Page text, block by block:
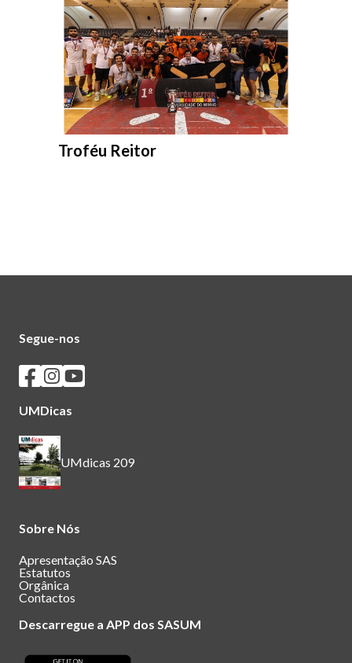
Entrar na pasta:
Troféu Reitor
Segue-nos
Seguir os SASUM no Facebook
Seguir os SASUM no Instagram
Seguir os SASUM no Youtube
UMDicas
UMdicas 209
Sobre Nós
Apresentação SAS
Estatutos
Orgânica
Contactos
Descarregue a APP dos SASUM